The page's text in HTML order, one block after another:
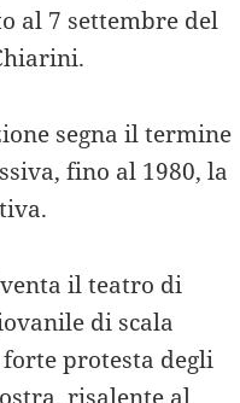
al 7 settembre del
segna il termine
fino al 1980, la
il teatro di
di scala
protesta degli
risalente al